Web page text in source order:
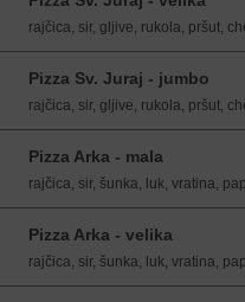
rajčica, sir, gljive, rukola, pršut,
Pizza Sv. Juraj - jumbo
rajčica, sir, gljive, rukola, pršut,
Pizza Arka - mala
rajčica, sir, šunka, luk, vratina,
Pizza Arka - velika
rajčica, sir, šunka, luk, vratina,